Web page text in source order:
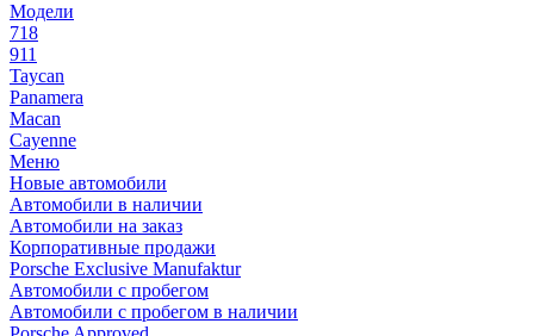
Модели
718
911
Taycan
Panamera
Macan
Cayenne
Меню
Новые автомобили
Автомобили в наличии
Автомобили на заказ
Корпоративные продажи
Porsche Exclusive Manufaktur
Автомобили с пробегом
Автомобили с пробегом в наличии